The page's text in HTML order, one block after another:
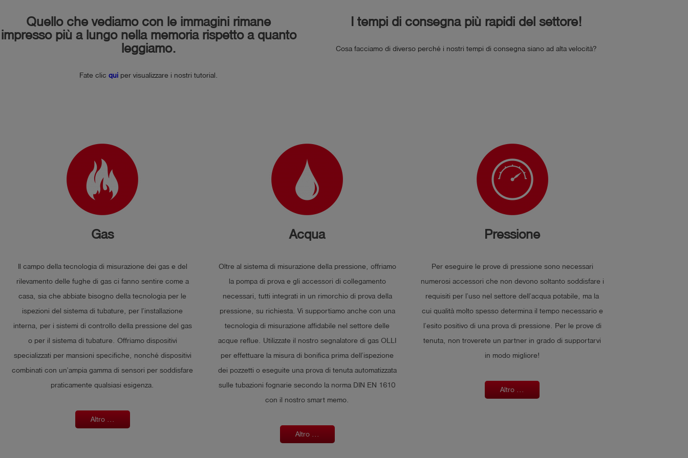
Quello che vediamo con le immagini rimane
impresso più a lungo nella memoria rispetto a quanto
leggiamo.
Fate clic qui per visualizzare i nostri tutorial.
I tempi di consegna più rapidi del settore!
Cosa facciamo di diverso perché i nostri tempi di consegna siano ad alta velocità?
Gas
Il campo della tecnologia di misurazione dei gas e del
rilevamento delle fughe di gas ci fanno sentire come a
casa, sia che abbiate bisogno della tecnologia per le
ispezioni del sistema di tubature, per l’installazione
interna, per i sistemi di controllo della pressione del gas
o per il sistema di tubature. Offriamo dispositivi
specializzati per mansioni specifiche, nonché dispositivi
combinati con un’ampia gamma di sensori per soddisfare
praticamente qualsiasi esigenza.
Altro ...
Acqua
Oltre al sistema di misurazione della pressione, offriamo
la pompa di prova e gli accessori di collegamento
necessari, tutti integrati in un rimorchio di prova della
pressione, su richiesta. Vi supportiamo anche con una
tecnologia di misurazione affidabile nel settore delle
acque reflue. Utilizzate il nostro segnalatore di gas OLLI
per effettuare la misura di bonifica prima dell’ispezione
dei pozzetti o eseguite una prova di tenuta automatizzata
sulle tubazioni fognarie secondo la norma DIN EN 1610
con il nostro smart memo.
Altro ...
Pressione
Per eseguire le prove di pressione sono necessari
numerosi accessori che non devono soltanto soddisfare i
requisiti per l’uso nel settore dell’acqua potabile, ma la
cui qualità molto spesso determina il tempo necessario e
l’esito positivo di una prova di pressione. Per le prove di
tenuta, non troverete un partner in grado di supportarvi
in modo migliore!
Altro ...